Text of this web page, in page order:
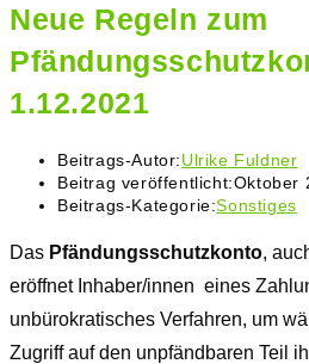
Neue Regeln zum
1.12.2021
Beitrags-Autor:Ulrike Fuldner
Beitrag veröffentlicht:Oktober
Beitrags-Kategorie:Sonstiges
Das Pfändungsschutzkonto,
eröffnet Inhaber/innen eines
unbürokratisches Verfahren, um
Zugriff auf den unpfändbaren Teil